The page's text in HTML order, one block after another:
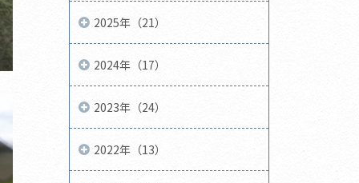
2025年（21）
2024年（17）
2023年（24）
2022年（13）